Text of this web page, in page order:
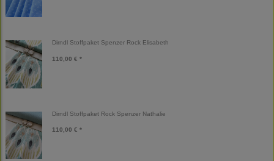
Dirndl Stoffpaket Spenzer Rock Elisabeth
110,00 € *
Dirndl Stoffpaket Rock Spenzer Nathalie
110,00 € *